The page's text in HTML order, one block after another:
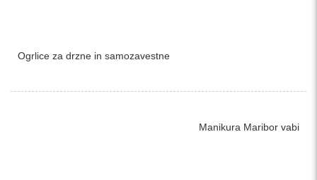
Ogrlice za drzne in samozavestne
Manikura Maribor vabi